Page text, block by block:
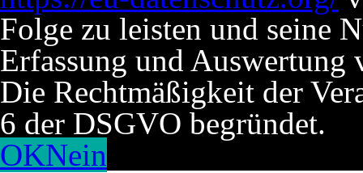
Folge zu leisten und seine
Erfassung und Auswertung
Die Rechtmäßigkeit der
6 der DSGVO begründet.
OKNein